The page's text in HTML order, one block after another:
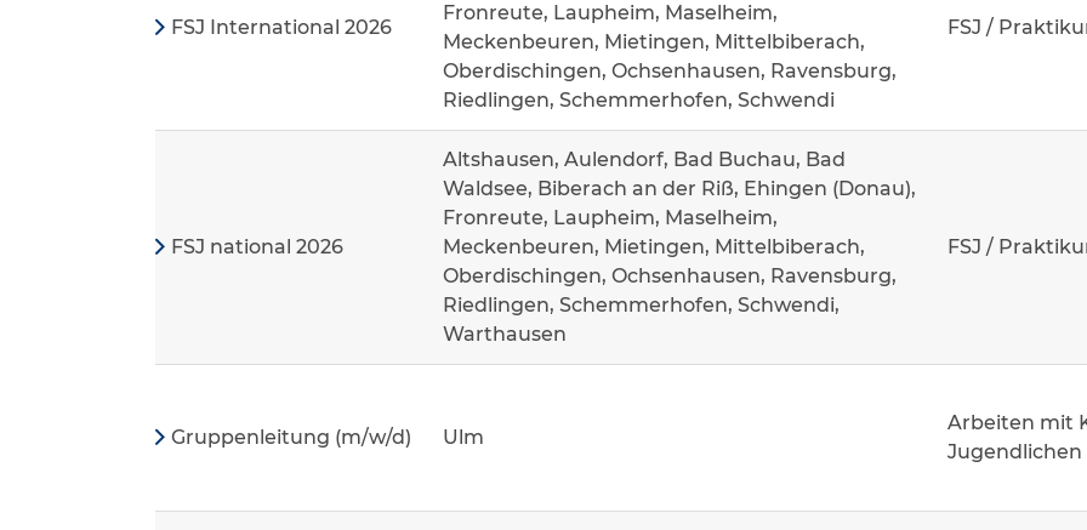
FSJ International 2026
Fronreute, Laupheim, Maselheim,
Meckenbeuren, Mietingen, Mittelbiberach,
Oberdischingen, Ochsenhausen, Ravensburg,
Riedlingen, Schemmerhofen, Schwendi
FSJ /
FSJ national 2026
Altshausen, Aulendorf, Bad Buchau, Bad
Waldsee, Biberach an der Riß, Ehingen (Donau),
Fronreute, Laupheim, Maselheim,
Meckenbeuren, Mietingen, Mittelbiberach,
Oberdischingen, Ochsenhausen, Ravensburg,
Riedlingen, Schemmerhofen, Schwendi,
Warthausen
FSJ /
Gruppenleitung (m/w/d) Ulm
Arbeiten mit
Jugendlichen